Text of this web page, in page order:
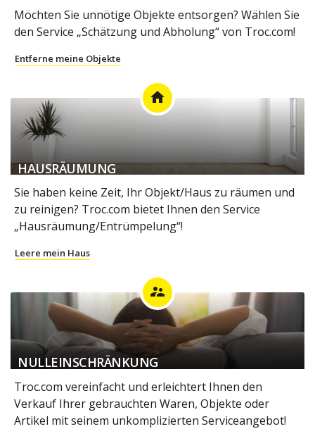
Möchten Sie unnötige Objekte entsorgen? Wählen Sie
den Service „Schätzung und Abholung“ von Troc.com!
Entferne meine Objekte
home
HAUSRÄUMUNG
Sie haben keine Zeit, Ihr Objekt/Haus zu räumen und
zu reinigen? Troc.com bietet Ihnen den Service
„Hausräumung/Entrümpelung“!
Leere mein Haus
supervisor_account
NULLEINSCHRÄNKUNG
Troc.com vereinfacht und erleichtert Ihnen den
Verkauf Ihrer gebrauchten Waren, Objekte oder
Artikel mit seinem unkomplizierten Serviceangebot!